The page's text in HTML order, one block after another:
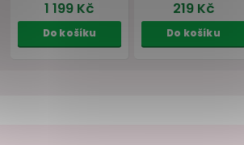
skladem
339 Kč
skladem
1 199 Kč